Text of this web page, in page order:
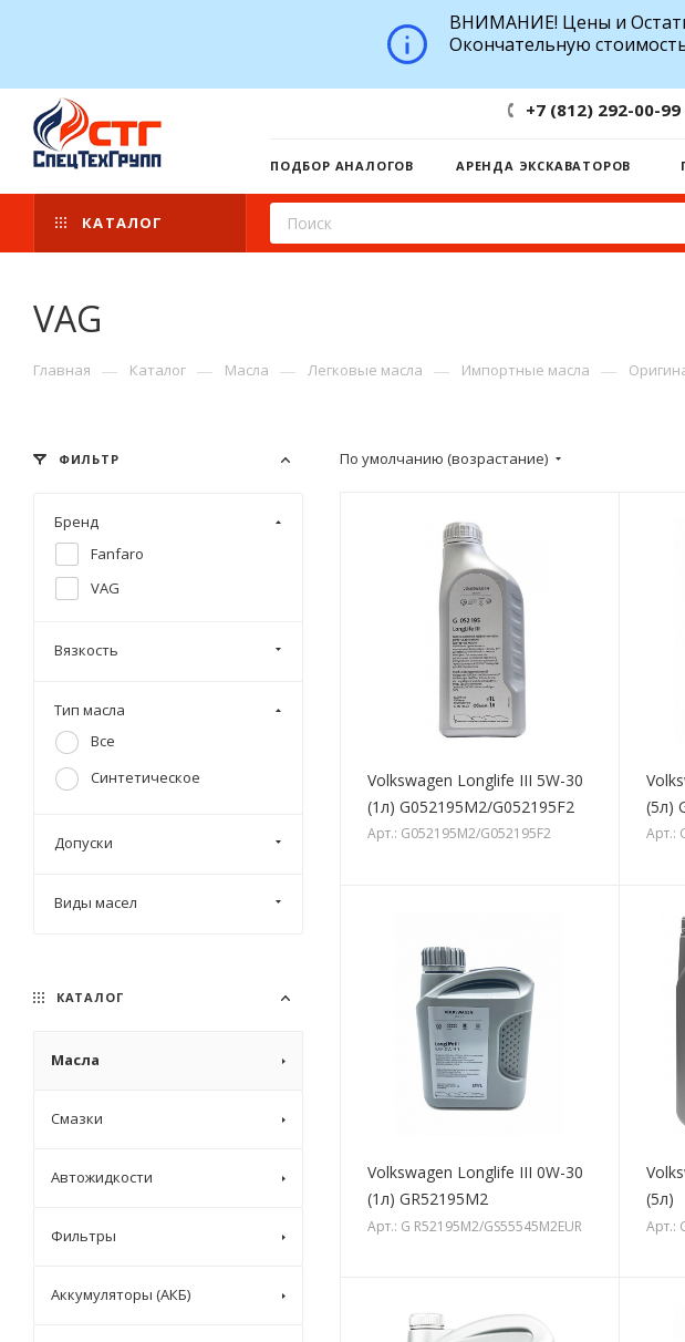
ВНИМАНИЕ! Цены и
Окончательную
+7 (812) 292-00-99
ПОДБОР АНАЛОГОВ АРЕНДА ЭКСКАВАТОРОВ
КАТАЛОГ
VAG
Главная — Каталог — Масла — Легковые масла — Импортные масла —
По умолчанию (возрастание)
Volkswagen Longlife III 5W-30
(1л) G052195M2/G052195F2
Арт.: G052195M2/G052195F2
(5л)
Арт.:
Volkswagen Longlife III 0W-30
(1л) GR52195M2
Арт.: G R52195M2/GS55545M2EUR
(5л)
Арт.:
ФИЛЬТР
Бренд
Fanfaro
VAG
Вязкость
Тип масла
Все
Синтетическое
Допуски
Виды масел
КАТАЛОГ
Масла
Смазки
Автожидкости
Фильтры
Аккумуляторы (АКБ)